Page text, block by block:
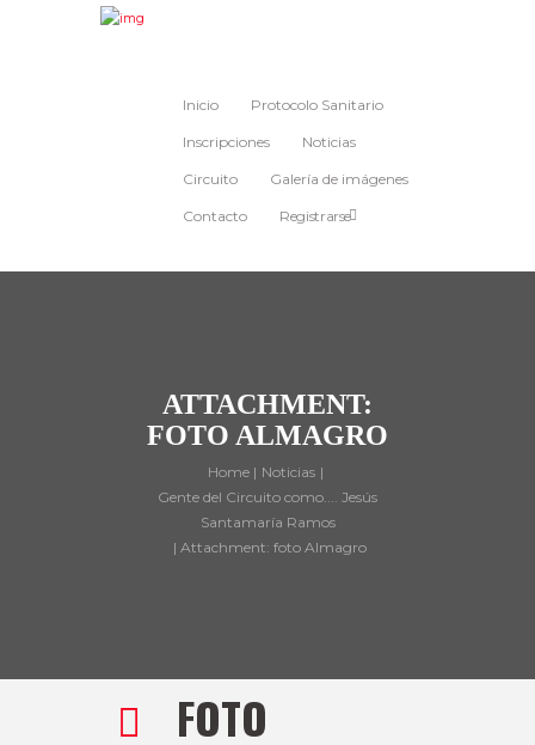
Inicio Protocolo Sanitario
Inscripciones Noticias
Circuito Galería de imágenes
Contacto Registrarse
ATTACHMENT:
FOTO ALMAGRO
Home
Noticias
Gente del Circuito como.... Jesús
Santamaría Ramos
Attachment: foto Almagro
FOTO